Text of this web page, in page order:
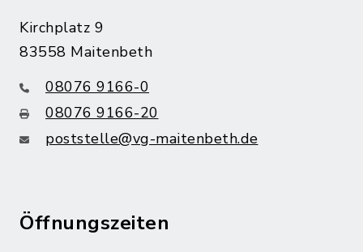
Kirchplatz 9
83558 Maitenbeth
08076 9166-0
08076 9166-20
poststelle@vg-maitenbeth.de
Öffnungszeiten